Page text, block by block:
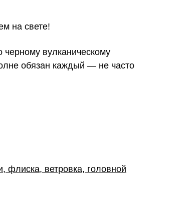
на свете!
вулканическому
обязан каждый — не часто
флиска, ветровка, головной